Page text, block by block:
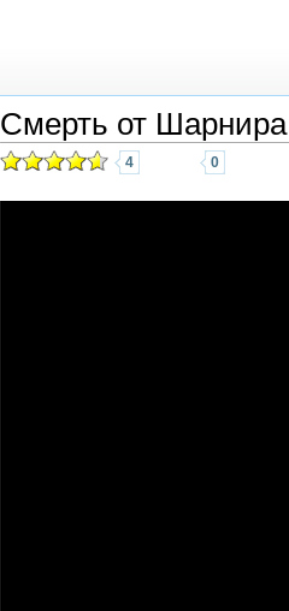
Смерть от Шарнира
4 0